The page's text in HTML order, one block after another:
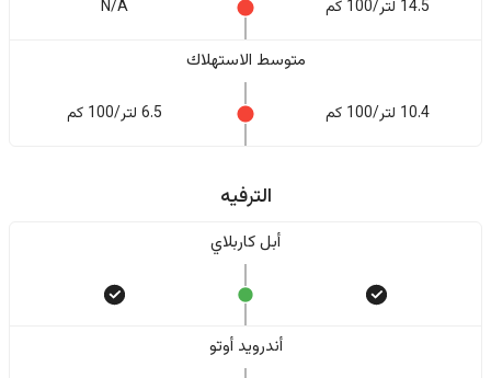
14.5 لتر/100 كم N/A
متوسط الاستهلاك
10.4 لتر/100 كم 6.5 لتر/100 كم
الترفيه
أبل كاربلاي
أندرويد أوتو